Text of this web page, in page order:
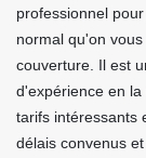
professionnel
normal qu'on
couverture. Il est
d'expérience en
tarifs intéressants
délais convenus